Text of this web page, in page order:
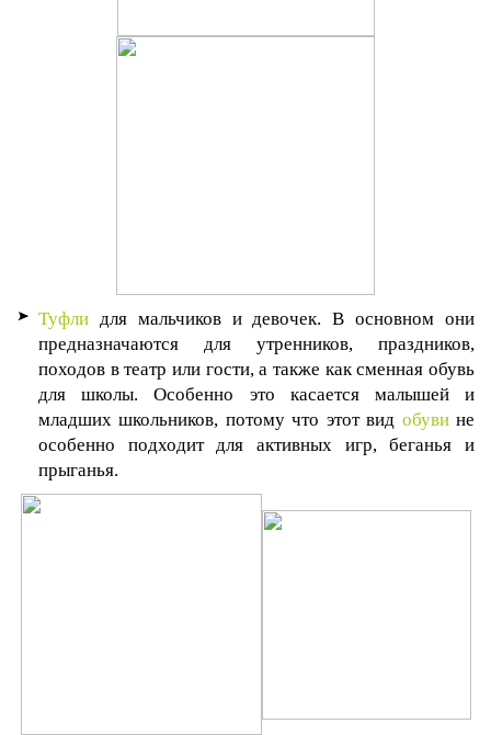
Туфли для мальчиков и девочек. В основном они
предназначаются для утренников, праздников,
походов в театр или гости, а также как сменная обувь
для школы. Особенно это касается малышей и
младших школьников, потому что этот вид обувине
особенно подходит для активных игр, беганья и
прыганья.